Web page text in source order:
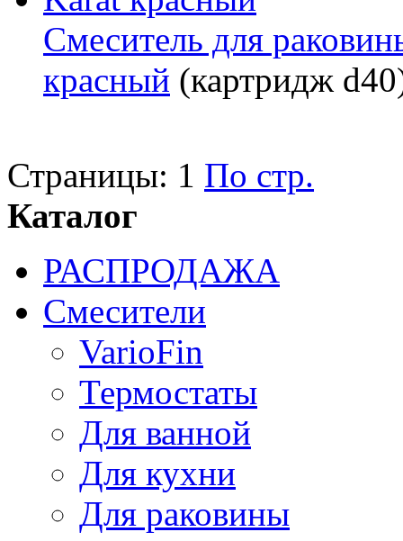
Смеситель для
красный (картридж
Страницы: 1 По стр.
Каталог
РАСПРОДАЖА
Смесители
VarioFin
Термостаты
Для ванной
Для кухни
Для раковины